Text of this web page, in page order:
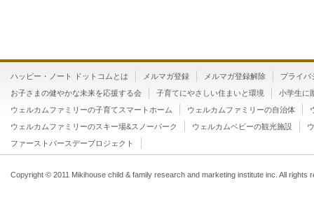
ハッピー・ノート ドットコムとは メルマガ登録 メルマガ登録解除
プライバ
お子さまの健やかな未来を応援する会
子育てにやさしい住まいと環境
小学生に
ウェルカムファミリーの子育てスマートホーム
ウェルカムファミリーの自治体
ウェルカムファミリーのスキー場&スノーパーク
ウェルカムベビーの観光施設
ファーストバースデープロジェクト
Copyright © 2011 Mikihouse child & family research and marketing institute inc. All rights